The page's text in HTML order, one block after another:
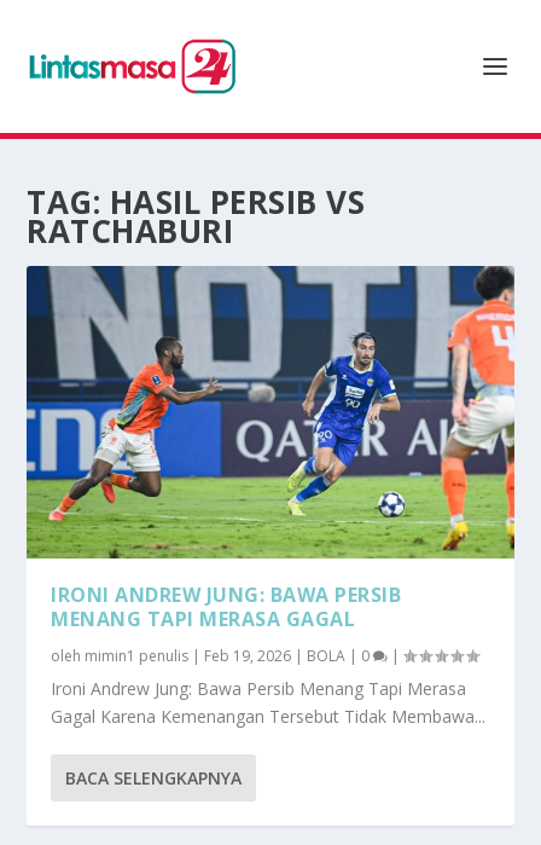
TAG: HASIL PERSIB VS
RATCHABURI
IRONI ANDREW JUNG: BAWA PERSIB
MENANG TAPI MERASA GAGAL
oleh mimin1 penulis | Feb 19, 2026 | BOLA | 0 |
Ironi Andrew Jung: Bawa Persib Menang Tapi Merasa
Gagal Karena Kemenangan Tersebut Tidak Membawa...
BACA SELENGKAPNYA